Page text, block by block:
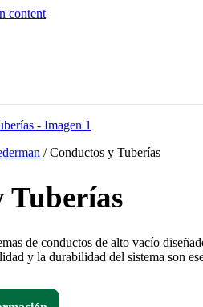
content
/ Conductos y Tuberías
Tuberías
de conductos de alto vacío
y la durabilidad del sistema son